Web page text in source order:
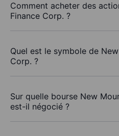
Comment acheter des
Finance Corp. ?
Quel est le symbole de
Corp. ?
Sur quelle bourse New
est-il négocié ?